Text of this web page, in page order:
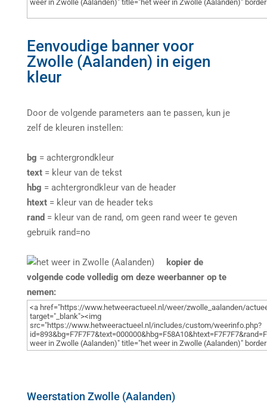
Eenvoudige banner voor
Zwolle (Aalanden) in eigen
kleur
Door de volgende parameters aan te passen, kun je
zelf de kleuren instellen:
bg = achtergrondkleur
text= kleur van de tekst
hbg = achtergrondkleur van de header
htext = kleur van de header teks
rand = kleur van de rand, om geen rand weer te geven
gebruik rand=no
kopier de
volgende code volledig om deze weerbanner op te
nemen:
Weerstation Zwolle (Aalanden)